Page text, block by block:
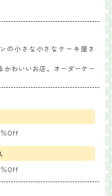
の小さな小さなケーキ屋さ
かわいいお店。オーダーケー
Off
Off